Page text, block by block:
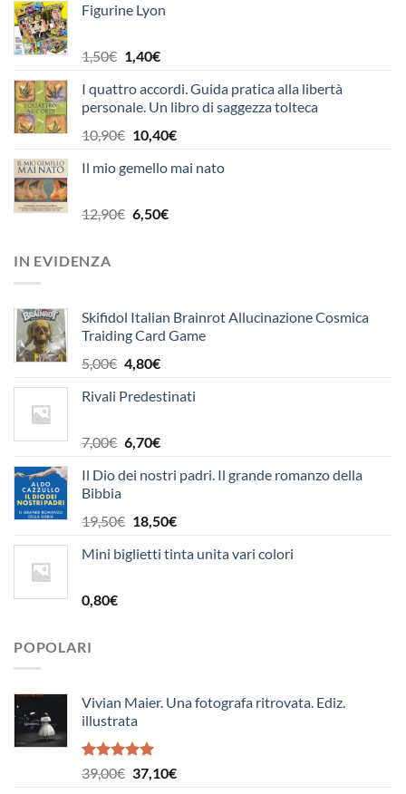
originale
6,90€.
attuale
6,60€.
Figurine Lyon
1,50€ Il
originale
era:
1,50€.
1,40€Il
attuale
è:
1,40€.
I quattro accordi. Guida pratica alla libertà
personale. Un libro di saggezza tolteca
10,90€ Il
originale
10,90€.
10,40€Il
attuale
Il mio gemello mai nato
12,90€ Il
6,50€Il
IN EVIDENZA
Skifidol Italian Brainrot Allucinazione Cosmica
Traiding Card Game
5,00€ Il
originale
5,00€.
4,80€Il
attuale
4,80€.
Rivali Predestinati
7,00€ Il
originale
7,00€.
6,70€Il
attuale
6,70€.
Il Dio dei nostri padri. Il grande romanzo della
Bibbia
19,50€ Il
originale
18,50€Il
attuale
Mini biglietti tinta unita vari colori
0,80€
POPOLARI
Vivian Maier. Una fotografa ritrovata. Ediz.
illustrata
Valutato
5.00
39,00€ Il
37,10€Il